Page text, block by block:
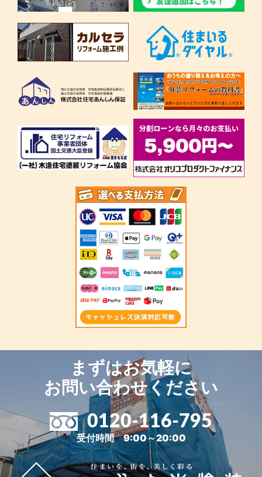
まずはお気軽に
お問い合わせください
0120-116-795
受付時間 9:00～20:00